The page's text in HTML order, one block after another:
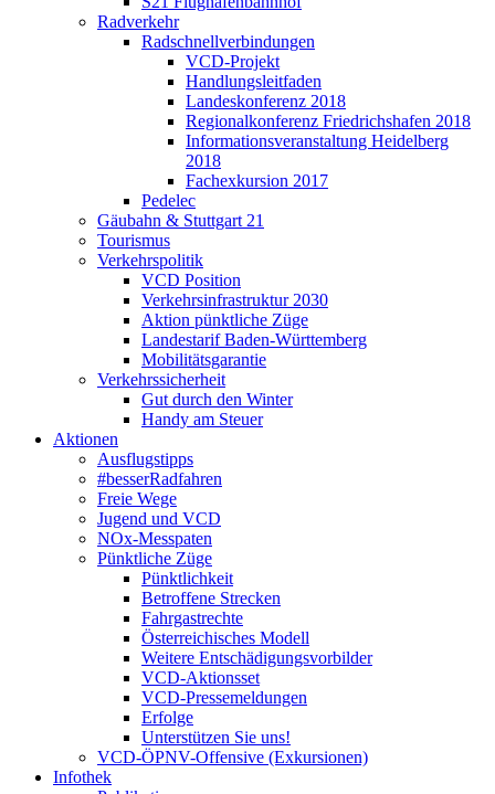
Radverkehr
Radschnellverbindungen
VCD-Projekt
Handlungsleitfaden
Landeskonferenz 2018
Regionalkonferenz Friedrichshafen 2018
Informationsveranstaltung Heidelberg
2018
Fachexkursion 2017
Pedelec
Gäubahn & Stuttgart 21
Tourismus
Verkehrspolitik
VCD Position
Verkehrsinfrastruktur 2030
Aktion pünktliche Züge
Landestarif Baden-Württemberg
Mobilitätsgarantie
Verkehrssicherheit
Gut durch den Winter
Handy am Steuer
Aktionen
Ausflugstipps
#besserRadfahren
Freie Wege
Jugend und VCD
NOx-Messpaten
Pünktliche Züge
Pünktlichkeit
Betroffene Strecken
Fahrgastrechte
Österreichisches Modell
Weitere Entschädigungsvorbilder
VCD-Aktionsset
VCD-Pressemeldungen
Erfolge
Unterstützen Sie uns!
VCD-ÖPNV-Offensive (Exkursionen)
Infothek